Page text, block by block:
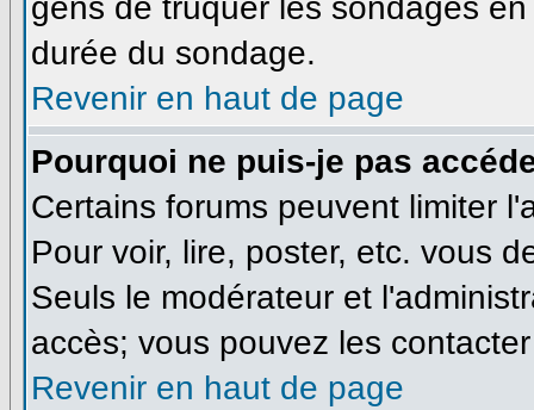
gens de truquer les sondages
durée du sondage.
Revenir en haut de page
Pourquoi ne puis-je pas
Certains forums peuvent limiter
Pour voir, lire, poster, etc. vous
Seuls le modérateur et
accès; vous pouvez les
Revenir en haut de page